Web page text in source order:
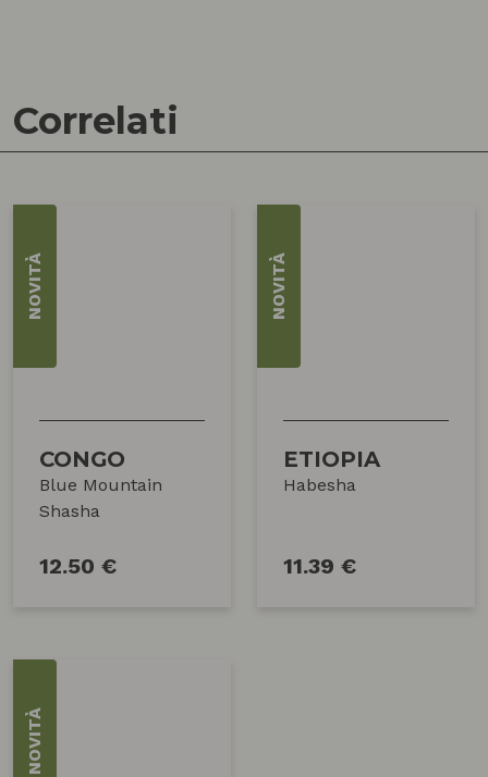
Correlati
NOVITÀ
CONGO
Blue Mountain
Shasha
12.50 €
NOVITÀ
ETIOPIA
Habesha
11.39 €
NOVITÀ